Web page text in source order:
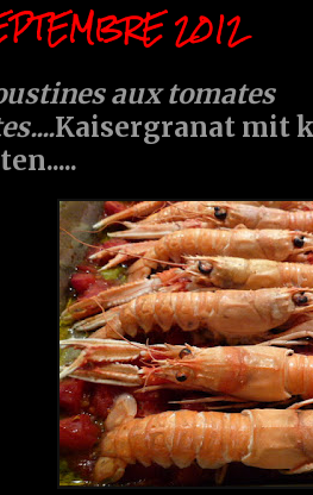
2012
aux tomates
Kaisergranat mit